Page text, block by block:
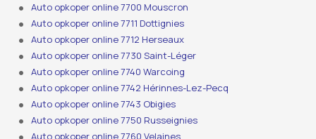
Auto opkoper online 7700 Mouscron
Auto opkoper online 7711 Dottignies
Auto opkoper online 7712 Herseaux
Auto opkoper online 7730 Saint-Léger
Auto opkoper online 7740 Warcoing
Auto opkoper online 7742 Hérinnes-Lez-Pecq
Auto opkoper online 7743 Obigies
Auto opkoper online 7750 Russeignies
Auto opkoper online 7760 Velaines